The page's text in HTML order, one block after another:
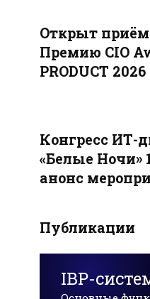
Открыт приём
Премию CIO
PRODUCT 2026
Конгресс ИТ-
«Белые Ночи»
анонс
Публикации
IBP-